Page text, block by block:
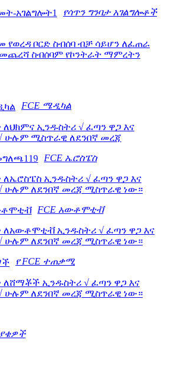
የሳጥን ግንባታ አገልግሎቶች
የወረዳ ቦርድ ስብሰባ ብቻ ሳይሆን ለፈጠራ
ስብሰባም የኮንትራት ማምረትን
FCE ሜዲካል
ኢንዱስትሪ √ ፈጣን ዋጋ እና
ሁሉም ሚስጥራዊ ለደንበኛ መረጃ
FCE ኤሮስፔስ
ኢንዱስትሪ √ ፈጣን ዋጋ እና
ሁሉም ለደንበኛ መረጃ ሚስጥራዊ ነው።
FCE አውቶሞቲቭ
ኢንዱስትሪ √ ፈጣን ዋጋ እና
ሁሉም ለደንበኛ መረጃ ሚስጥራዊ ነው።
የ FCE ተጠቃሚ
ኢንዱስትሪ √ ፈጣን ዋጋ እና
ሁሉም ለደንበኛ መረጃ ሚስጥራዊ ነው።